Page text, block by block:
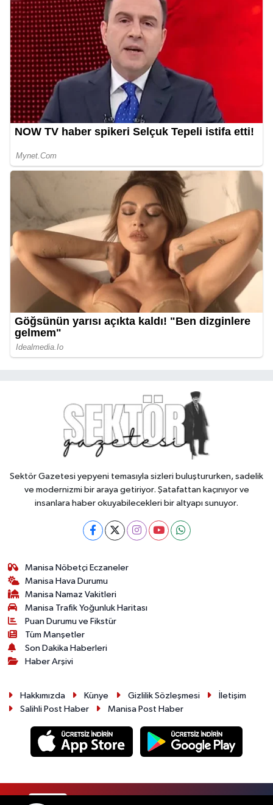
Sektör Gazetesi yepyeni temasıyla sizleri buluştururken, sadelik
ve modernizmi bir araya getiriyor. Şatafattan kaçınıyor ve
insanlara haber okuyabilecekleri bir altyapı sunuyor.
Manisa Nöbetçi Eczaneler
Manisa Hava Durumu
Manisa Namaz Vakitleri
Manisa Trafik Yoğunluk Haritası
Puan Durumu ve Fikstür
Tüm Manşetler
Son Dakika Haberleri
Haber Arşivi
Hakkımızda Künye Gizlilik Sözleşmesi
İletişim
Salihli Post Haber
Manisa Post Haber